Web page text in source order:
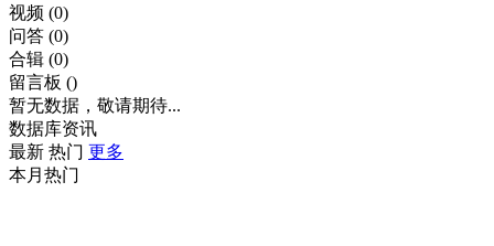
视频 (0)
问答 (0)
合辑 (0)
留言板 ()
暂无数据，敬请期待...
数据库资讯
最新 热门 更多
本月热门